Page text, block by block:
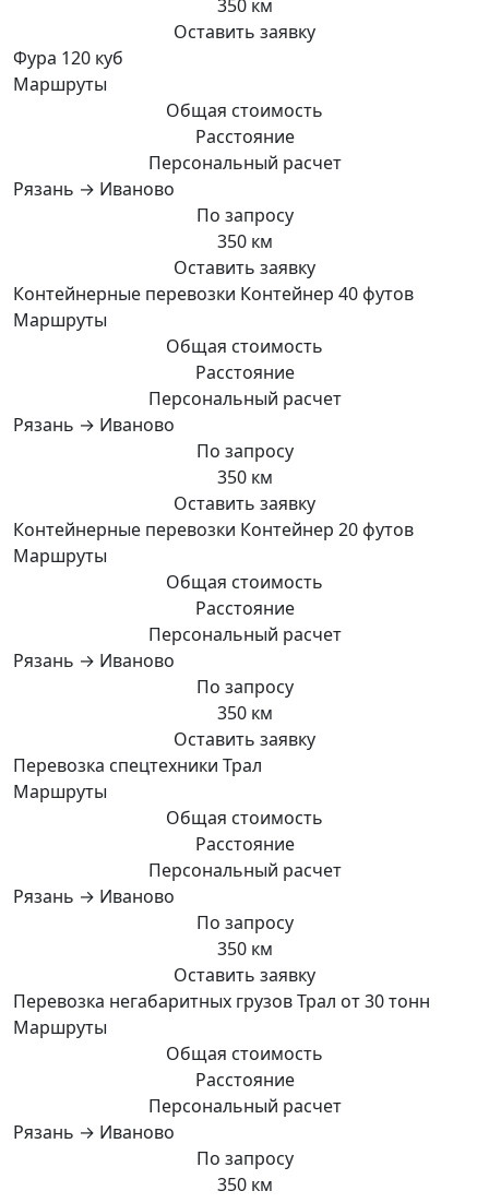
350 км
Оставить заявку
Фура 120 куб
Маршруты
Общая стоимость
Расстояние
Персональный расчет
Рязань → Иваново
По запросу
350 км
Оставить заявку
Контейнерные перевозки Контейнер 40 футов
Маршруты
Общая стоимость
Расстояние
Персональный расчет
Рязань → Иваново
По запросу
350 км
Оставить заявку
Контейнерные перевозки Контейнер 20 футов
Маршруты
Общая стоимость
Расстояние
Персональный расчет
Рязань → Иваново
По запросу
350 км
Оставить заявку
Перевозка спецтехники Трал
Маршруты
Общая стоимость
Расстояние
Персональный расчет
Рязань → Иваново
По запросу
350 км
Оставить заявку
Перевозка негабаритных грузов Трал от 30 тонн
Маршруты
Общая стоимость
Расстояние
Персональный расчет
Рязань → Иваново
По запросу
350 км